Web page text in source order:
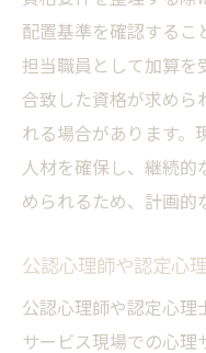
配置基準を確認するこ
担当職員として加算を
合致した資格が求めら
れる場合があります。
人材を確保し、継続的
められるため、計画的
公認心理師や認定心
公認心理師や認定心理
サービス現場での心理